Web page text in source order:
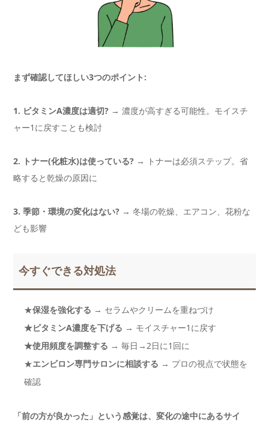
まず確認してほしい3つのポイント:
1. ビタミンA濃度は適切? → 濃度が高すぎる可能性。モイスチ
ャー1に戻すことも検討
2. トナー(化粧水)は使っている? → トナーは必須ステップ。省
略すると乾燥の原因に
3. 季節・環境の変化はない? → 冬場の乾燥、エアコン、花粉な
ども影響
今すぐできる対処法
★保湿を強化する → セラムやクリームを重ねづけ
★ビタミンA濃度を下げる → モイスチャー1に戻す
★使用頻度を調整する → 毎日→2日に1回に
★エンビロン専門サロンに相談する → プロの視点で状態を
確認
「前の方が良かった」という感覚は、変化の途中にあるサイ